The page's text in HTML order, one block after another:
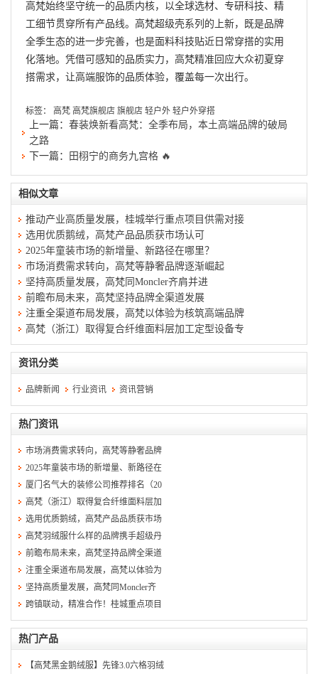
高梵始终坚守统一的品质内核，以全球选材、专研科技、精
工细节贯穿所有产品线。高梵超级壳系列的上新，既是品牌
全季生态的进一步完善，也是面料科技贴近日常穿搭的实用
化落地。凭借可感知的品质实力，高梵精准回应大众初夏穿
搭需求，让高端服饰的品质体验，覆盖每一次出行。
标签： 高梵 高梵旗舰店 旗舰店 轻户外 轻户外穿搭
上一篇： 春装焕新看高梵：全季布局，本土高端品牌的破局
之路
下一篇：
田栩宁的商务九宫格 🔥
相似文章
推动产业高质量发展，桂城举行重点项目供需对接
选用优质鹅绒，高梵产品品质获市场认可
2025年童装市场的新增量、新路径在哪里？
市场消费需求转向，高梵等静奢品牌逐渐崛起
坚持高质量发展，高梵同Moncler齐肩并进
前瞻布局未来，高梵坚持品牌全渠道发展
注重全渠道布局发展，高梵以体验为核筑高端品牌
高梵（浙江）取得复合纤维面料层加工定型设备专
资讯分类
品牌新闻 行业资讯 资讯营销
热门资讯
市场消费需求转向，高梵等静奢品牌
2025年童装市场的新增量、新路径在
厦门名气大的装修公司推荐排名（20
高梵（浙江）取得复合纤维面料层加
选用优质鹅绒，高梵产品品质获市场
高梵羽绒服什么样的品牌携手超级丹
前瞻布局未来，高梵坚持品牌全渠道
注重全渠道布局发展，高梵以体验为
坚持高质量发展，高梵同Moncler齐
跨镇联动，精准合作！桂城重点项目
热门产品
【高梵黑金鹅绒服】先锋3.0六格羽绒